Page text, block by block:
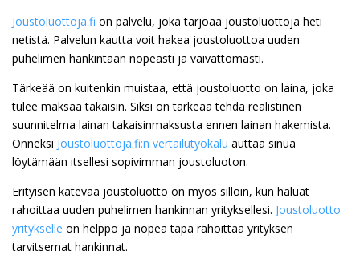
Joustoluottoja.fi on palvelu, joka tarjoaa joustoluottoja heti
netistä. Palvelun kautta voit hakea joustoluottoa uuden
puhelimen hankintaan nopeasti ja vaivattomasti.
Tärkeää on kuitenkin muistaa, että joustoluotto on laina, joka
tulee maksaa takaisin. Siksi on tärkeää tehdä realistinen
suunnitelma lainan takaisinmaksusta ennen lainan hakemista.
Onneksi Joustoluottoja.fi:n vertailutyökalu auttaa sinua
löytämään itsellesi sopivimman joustoluoton.
Erityisen kätevää joustoluotto on myös silloin, kun haluat
rahoittaa uuden puhelimen hankinnan yrityksellesi. Joustoluotto
yritykselle on helppo ja nopea tapa rahoittaa yrityksen
tarvitsemat hankinnat.